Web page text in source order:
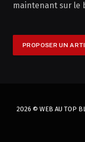
maintenant sur le
PROPOSER UN
2026 © WEB AU TOP